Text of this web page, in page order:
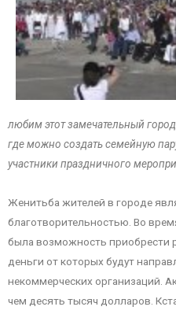
любим этот замечательный
где можно создать семейную
участники праздничного
Женитьба жителей в городе
благотворительностью. Во
была возможность приобрести
деньги от которых будут
некоммерческих организаций.
чем десять тысяч долларов.